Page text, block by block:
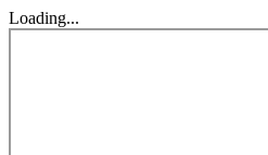
Loading...